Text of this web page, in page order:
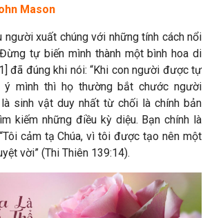
Mason
người xuất chúng với những tính cách nổi
tự biến mình thành một bình hoa di
đã đúng khi nói: “Khi con người được tự
ý mình thì họ thường bắt chước người
là sinh vật duy nhất từ chối là chính bản
kiếm những điều kỳ diệu. Bạn chính là
cảm tạ Chúa, vì tôi được tạo nên một
vời” (Thi Thiên 139:14).